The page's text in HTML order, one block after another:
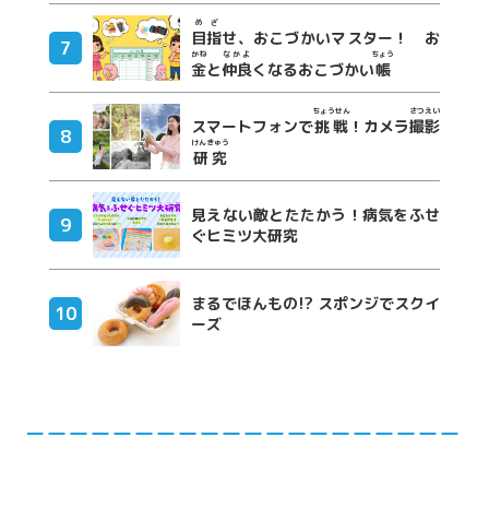
目指
めざ
せ、おこづかいマスター！ お
金
かね
と仲良
なかよ
くなるおこづかい帳
ちょう
スマートフォンで挑戦
ちょうせん
！カメラ撮影
さつえい
研究
けんきゅう
見えない敵とたたかう！病気をふせ
ぐヒミツ大研究
まるでほんもの!? スポンジでスクイ
ーズ